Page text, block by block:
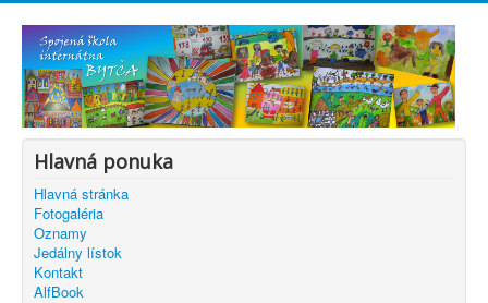
Hlavná ponuka
Hlavná stránka
Fotogaléria
Oznamy
Jedálny lístok
Kontakt
AlfBook